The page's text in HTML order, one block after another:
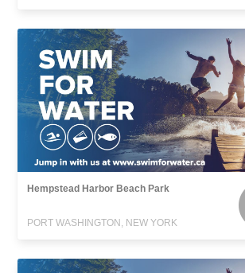
Hempstead Harbor Beach Park
PORT WASHINGTON, NEW YORK